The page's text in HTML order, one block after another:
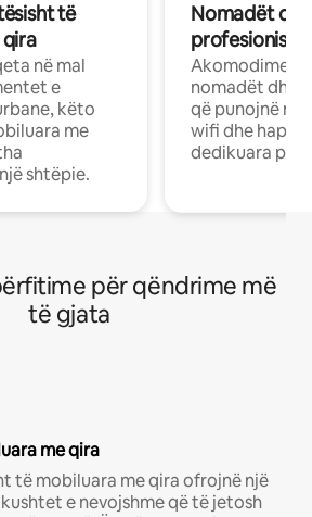
të
në mal
e
këto
me
shtëpie.
Nomadët
Akomodime
nomadët dhe
që punojnë në
wifi dhe
dedikuara
për qëndrime më
të gjata
me qira
të mobiluara me qira ofrojnë një
e nevojshme që të jetosh